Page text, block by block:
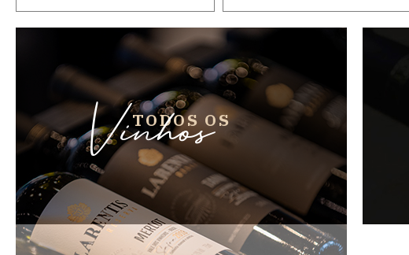
TODOS OS
Vinhos